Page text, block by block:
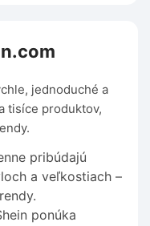
jednoduché a
tisíce produktov,
pribúdajú
a veľkostiach –
ponúka